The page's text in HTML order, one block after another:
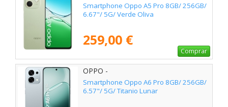
Smartphone Oppo A5 Pro 8GB/ 256GB/
6.67"/ 5G/ Verde Oliva
259,00 €
Comprar
OPPO -
Smartphone Oppo A6 Pro 8GB/ 256GB/
6.57"/ 5G/ Titanio Lunar